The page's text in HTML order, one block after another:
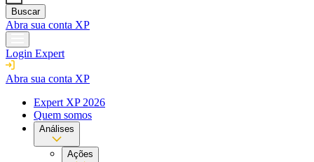
Buscar
Abra sua conta XP
Login Expert
Abra sua conta XP
Expert XP 2026
Quem somos
Análises
Ações